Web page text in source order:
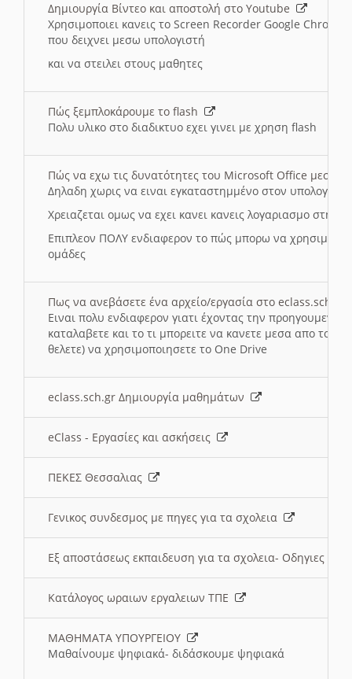
Δημιουργία Βίντεο και αποστολή στο Youtube
Χρησιμοποιει κανεις το Screen Recorder Google Chrome
που δειχνει μεσω υπολογιστή
και να στειλει στους μαθητες
Πώς ξεμπλοκάρουμε το flash
Πολυ υλικο στο διαδικτυο εχει γινει με χρηση flash
Πώς να εχω τις δυνατότητες του Microsoft Office μεσω
Δηλαδη χωρις να ειναι εγκαταστημμένο στον
Χρειαζεται ομως να εχει κανει κανεις λογαριασμο στη
Επιπλεον ΠΟΛΥ ενδιαφερον το πώς μπορω να
ομάδες
Πως να ανεβάσετε ένα αρχείο/εργασία στο eclass.sch.gr
Ειναι πολυ ενδιαφερον γιατι έχοντας την
καταλαβετε και το τι μπορειτε να κανετε μεσα απο το
θελετε) να χρησιμοποιησετε το One Drive
eclass.sch.gr Δημιουργία μαθημάτων
eClass - Εργασίες και ασκήσεις
ΠΕΚΕΣ Θεσσαλιας
Γενικος συνδεσμος με πηγες για τα σχολεια
Εξ αποστάσεως εκπαιδευση για τα σχολεια- Οδηγιες
Κατάλογος ωραιων εργαλειων ΤΠΕ
ΜΑΘΗΜΑΤΑ ΥΠΟΥΡΓΕΙΟΥ
Μαθαίνουμε ψηφιακά- διδάσκουμε ψηφιακά